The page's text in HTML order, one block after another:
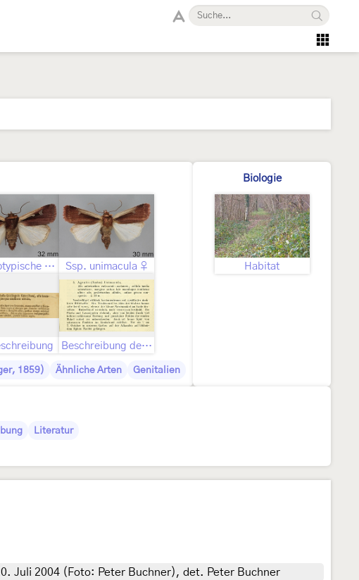
Nominotypische Unterart Geschlecht nicht bestimmt Ssp. unimacula ♀
Beschreibung der ssp. unimacula (Staudinger, 1859)
1859) Ähnliche Arten Genitalien
Biologie
Habitat
Literatur
Juli 2004 (Foto: Peter Buchner), det. Peter Buchner